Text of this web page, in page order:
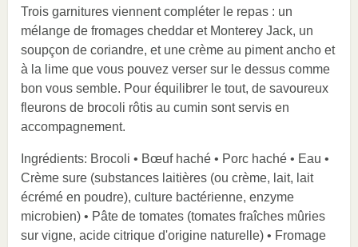
Trois garnitures viennent compléter le repas : un
mélange de fromages cheddar et Monterey Jack, un
soupçon de coriandre, et une crème au piment ancho et
à la lime que vous pouvez verser sur le dessus comme
bon vous semble. Pour équilibrer le tout, de savoureux
fleurons de brocoli rôtis au cumin sont servis en
accompagnement.
Ingrédients: Brocoli • Bœuf haché • Porc haché • Eau •
Crème sure (substances laitières (ou crème, lait, lait
écrémé en poudre), culture bactérienne, enzyme
microbien) • Pâte de tomates (tomates fraîches mûries
sur vigne, acide citrique d'origine naturelle) • Fromage